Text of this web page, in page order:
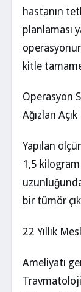
hastanın
planlaması
kitle
Operasyon
Ağızları Açık
Yapılan
1,5 kilogram
bir tümör
22 Yıllık
Ameliyatı